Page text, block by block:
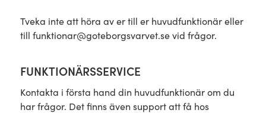
Tveka inte att höra av er till er huvudfunktionär eller
till funktionar@goteborgsvarvet.se vid frågor.
FUNKTIONÄRSSERVICE
Kontakta i första hand din huvudfunktionär om du
har frågor. Det finns även support att få hos